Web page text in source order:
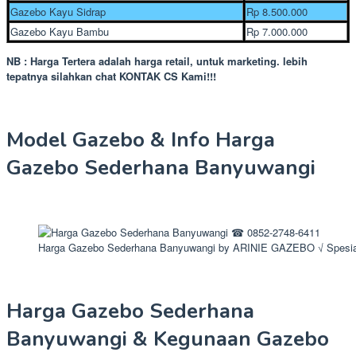
Gazebo Kayu Sidrap
Rp 8.500.000
Gazebo Kayu Bambu
Rp 7.000.000
NB : Harga Tertera adalah harga retail, untuk marketing. lebih
tepatnya silahkan chat KONTAK CS Kami!!!
Model Gazebo & Info Harga
Gazebo Sederhana Banyuwangi
Harga Gazebo Sederhana Banyuwangi by ARINIE GAZEBO √
Harga Gazebo Sederhana
Banyuwangi & Kegunaan Gazebo